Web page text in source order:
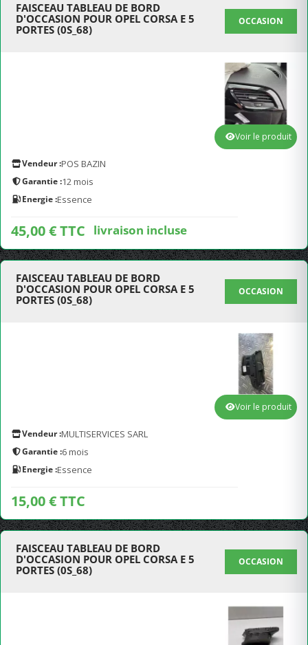
FAISCEAU TABLEAU DE BORD
D'OCCASION POUR OPEL CORSA E 5
PORTES (0S_68)
OCCASION
Vendeur :POS BAZIN
Garantie :12 mois
Energie :Essence
45,00 € TTC livraison incluse
Voir le produit
FAISCEAU TABLEAU DE BORD
D'OCCASION POUR OPEL CORSA E 5
PORTES (0S_68)
OCCASION
Vendeur :MULTISERVICES SARL
Garantie :6 mois
Energie :Essence
15,00 € TTC
Voir le produit
FAISCEAU TABLEAU DE BORD
D'OCCASION POUR OPEL CORSA E 5
PORTES (0S_68)
OCCASION